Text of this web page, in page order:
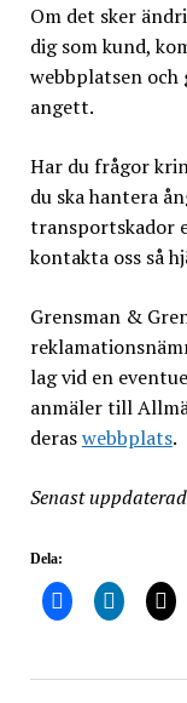
Om det sker
dig som kund,
webbplatsen och
angett.
Har du frågor
du ska hantera
transportskador
kontakta oss så
Grensman &
lag vid en
anmäler till
deraswebbplats.
Senast
Dela: